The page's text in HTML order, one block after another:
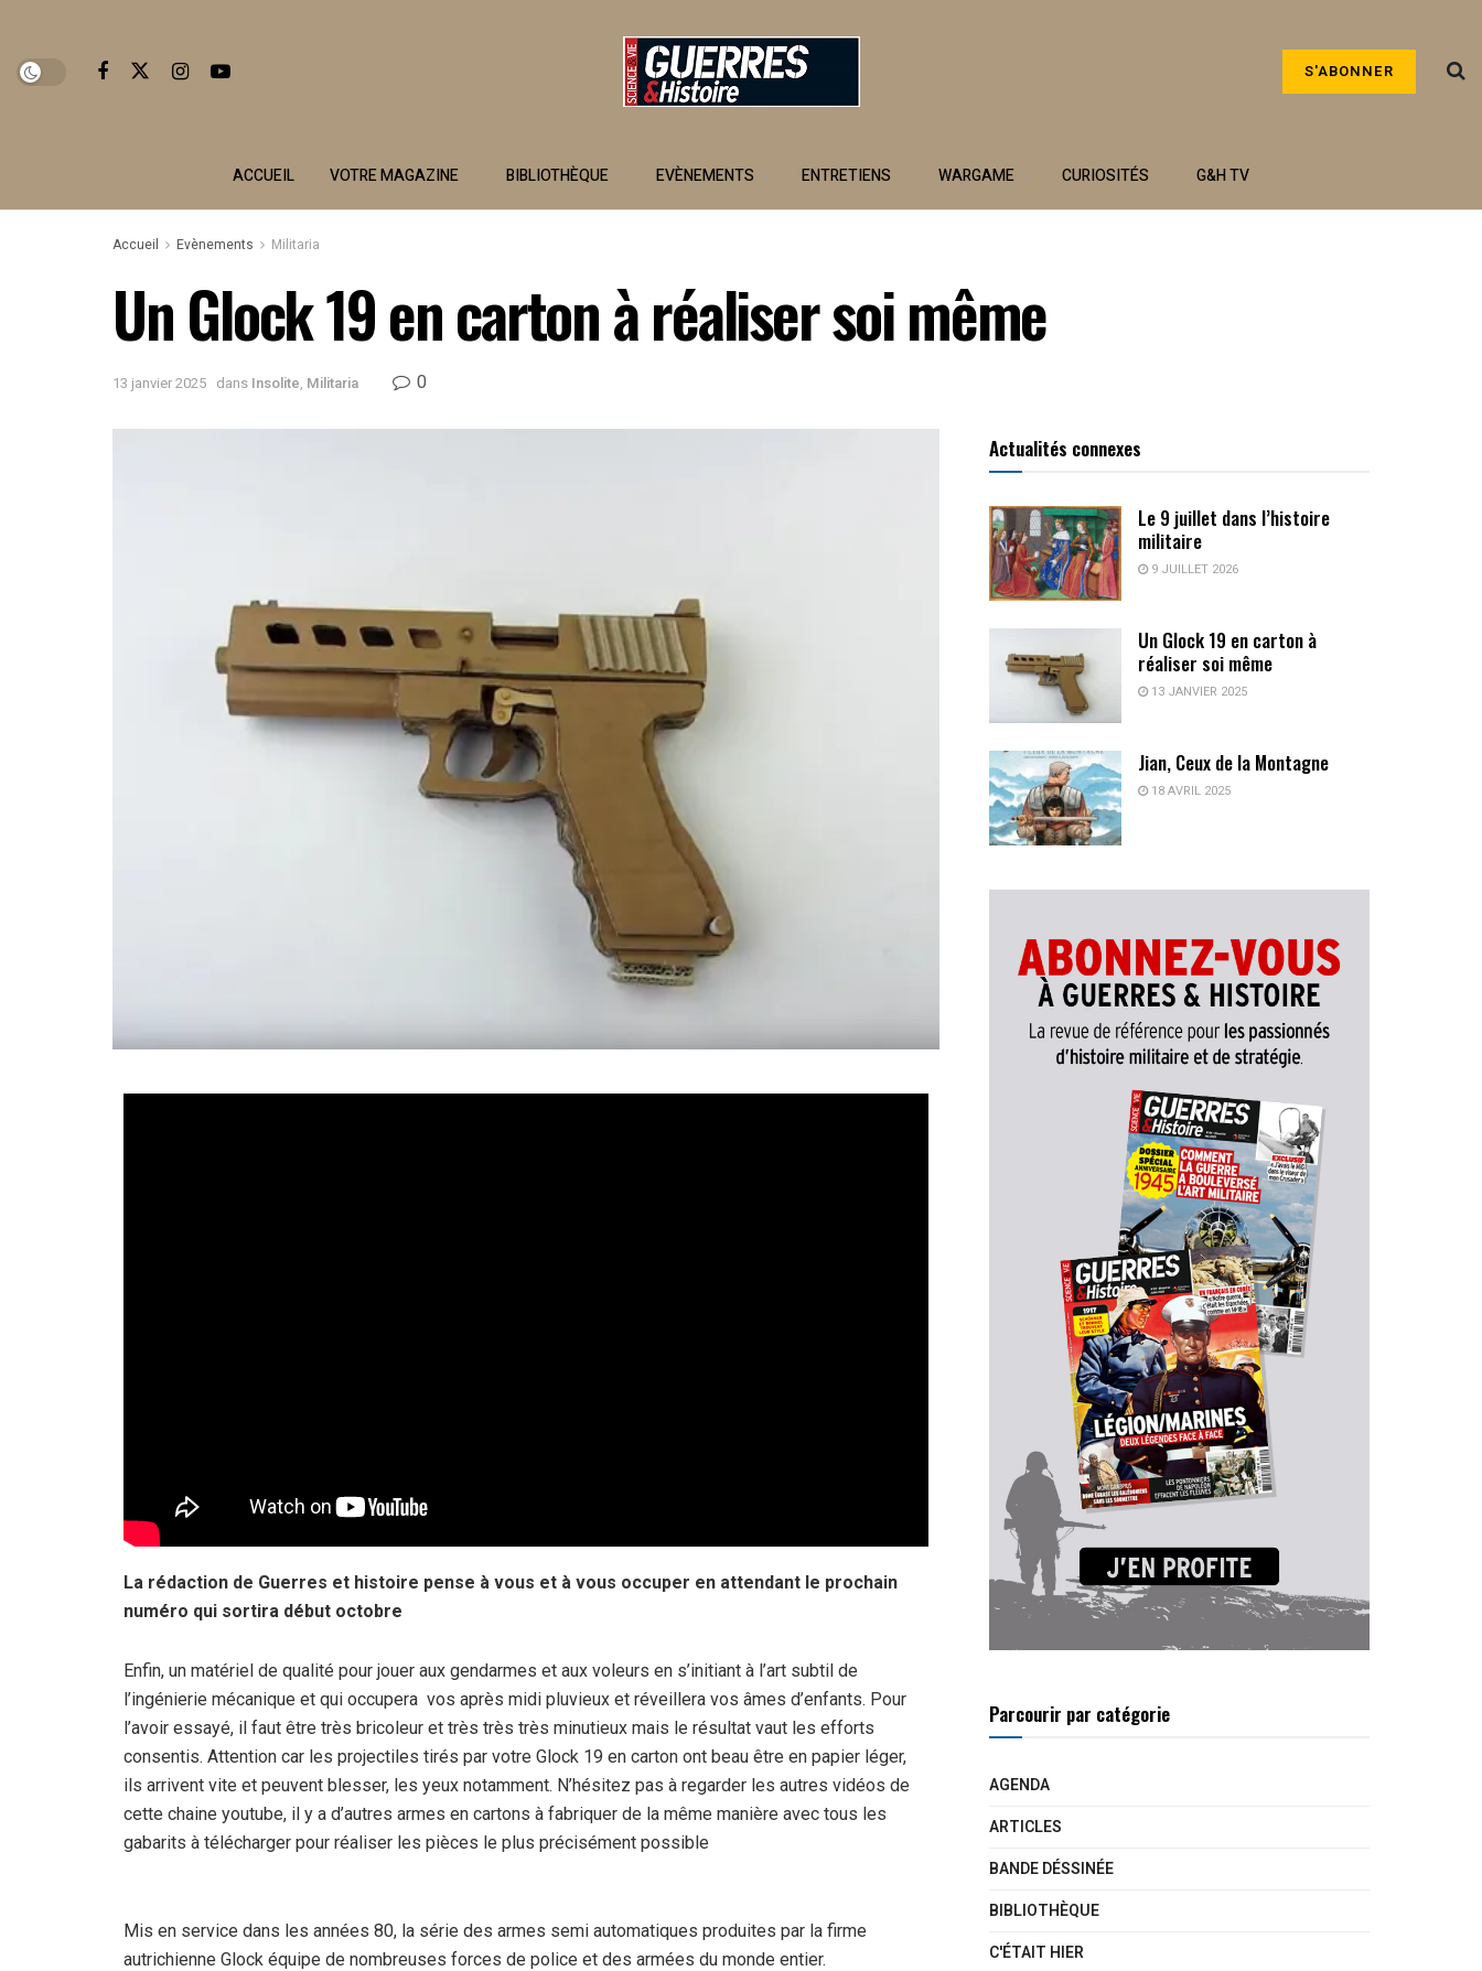
S'ABONNER
ACCUEIL VOTRE MAGAZINE BIBLIOTHÈQUE EVÈNEMENTS ENTRETIENS WARGAME CURIOSITÉS G&H TV
Accueil Evènements Militaria
Un Glock 19 en carton à réaliser soi même
13 janvier 2025 dans Insolite, Militaria 0
La rédaction de Guerres et histoire pense à vous et à vous occuper en attendant le prochain
numéro qui sortira début octobre
Enfin, un matériel de qualité pour jouer aux gendarmes et aux voleurs en s’initiant à l’art subtil de
l’ingénierie mécanique et qui occupera vos après midi pluvieux et réveillera vos âmes d’enfants. Pour
l’avoir essayé, il faut être très bricoleur et très très très minutieux mais le résultat vaut les efforts
consentis. Attention car les projectiles tirés par votre Glock 19 en carton ont beau être en papier léger,
ils arrivent vite et peuvent blesser, les yeux notamment. N’hésitez pas à regarder les autres vidéos de
cette chaine youtube, il y a d’autres armes en cartons à fabriquer de la même manière avec tous les
gabarits à télécharger pour réaliser les pièces le plus précisément possible
Mis en service dans les années 80, la série des armes semi automatiques produites par la firme
autrichienne Glock équipe de nombreuses forces de police et des armées du monde entier.
Actualités connexes
Le 9 juillet dans l’histoire
militaire
9 JUILLET 2026
Un Glock 19 en carton à
réaliser soi même
13 JANVIER 2025
Jian, Ceux de la Montagne
18 AVRIL 2025
Parcourir par catégorie
AGENDA
ARTICLES
BANDE DÉSSINÉE
BIBLIOTHÈQUE
C'ÉTAIT HIER